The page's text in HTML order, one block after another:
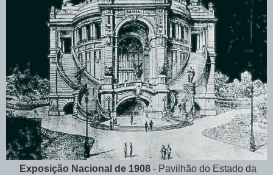
Exposição Nacional de 1908 - Pavilhão do Estado da